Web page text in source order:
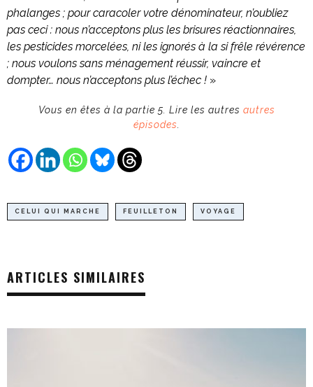
phalanges ; pour caracoler votre dénominateur, n’oubliez
pas ceci : nous n’acceptons plus les brisures réactionnaires,
les pesticides morcelées, ni les ignorés à la si frêle révérence
; nous voulons sans ménagement réussir, vaincre et
dompter… nous n’acceptons plus l’échec ! »
Vous en êtes à la partie 5. Lire les autres autres
épisodes
CELUI QUI MARCHE FEUILLETON VOYAGE
ARTICLES SIMILAIRES